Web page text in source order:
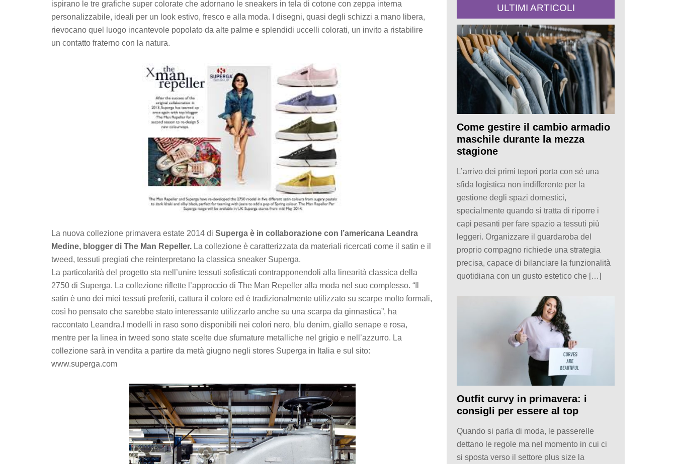
ispirano le tre grafiche super colorate che adornano le sneakers in tela di cotone con zeppa interna
personalizzabile, ideali per un look estivo, fresco e alla moda. I disegni, quasi degli schizzi a mano libera,
rievocano quel luogo incantevole popolato da alte palme e splendidi uccelli colorati, un invito a ristabilire
un contatto fraterno con la natura.
La nuova collezione primavera estate 2014 di Superga è in collaborazione con l’americana Leandra
Medine, blogger di The Man Repeller. La collezione è caratterizzata da materiali ricercati come il satin e il
tweed, tessuti pregiati che reinterpretano la classica sneaker Superga.
La particolarità del progetto sta nell’unire tessuti sofisticati contrapponendoli alla linearità classica della
2750 di Superga. La collezione riflette l’approccio di The Man Repeller alla moda nel suo complesso. “Il
satin è uno dei miei tessuti preferiti, cattura il colore ed è tradizionalmente utilizzato su scarpe molto formali,
così ho pensato che sarebbe stato interessante utilizzarlo anche su una scarpa da ginnastica”, ha
raccontato Leandra.I modelli in raso sono disponibili nei colori nero, blu denim, giallo senape e rosa,
mentre per la linea in tweed sono state scelte due sfumature metalliche nel grigio e nell’azzurro. La
collezione sarà in vendita a partire da metà giugno negli stores Superga in Italia e sul sito:
www.superga.com
ULTIMI ARTICOLI
Come gestire il cambio armadio
maschile durante la mezza
stagione
L’arrivo dei primi tepori porta con sé una
sfida logistica non indifferente per la
gestione degli spazi domestici,
specialmente quando si tratta di riporre i
capi pesanti per fare spazio a tessuti più
leggeri. Organizzare il guardaroba del
proprio compagno richiede una strategia
precisa, capace di bilanciare la funzionalità
quotidiana con un gusto estetico che […]
Outfit curvy in primavera: i
consigli per essere al top
Quando si parla di moda, le passerelle
dettano le regole ma nel momento in cui ci
si sposta verso il settore plus size la